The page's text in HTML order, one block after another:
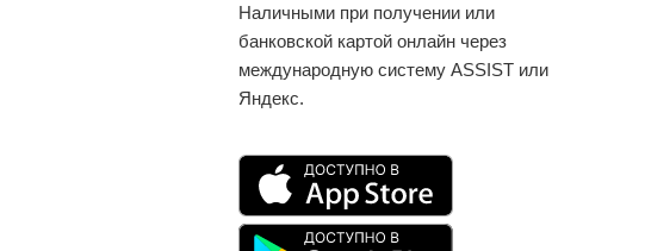
Наличными при получении или
банковской картой онлайн через
международную систему ASSIST или
Яндекс.